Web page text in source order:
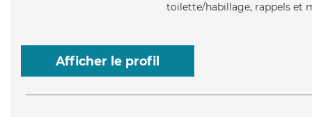
toilette/habillage, rappels et
Afficher le profil